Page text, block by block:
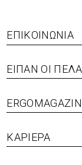
ΕΠΙΚΟΙΝΩΝΊΑ
ΕΊΠΑΝ ΟΙ
ΚΑΡΙΈΡΑ